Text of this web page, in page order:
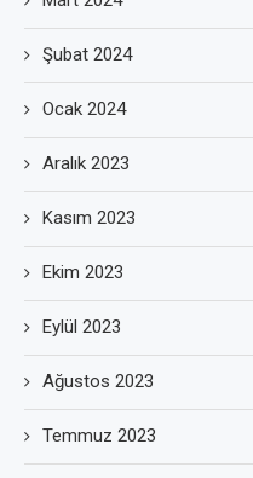
Şubat 2024
Ocak 2024
Aralık 2023
Kasım 2023
Ekim 2023
Eylül 2023
Ağustos 2023
Temmuz 2023